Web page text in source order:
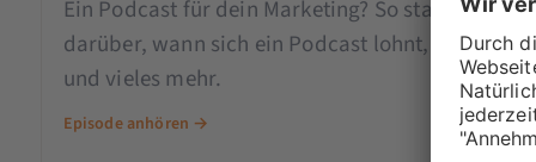
Ein Podcast für dein Marketing? So startest du
darüber, wann sich ein Podcast lohnt, was die
und vieles mehr.
Episode anhören →